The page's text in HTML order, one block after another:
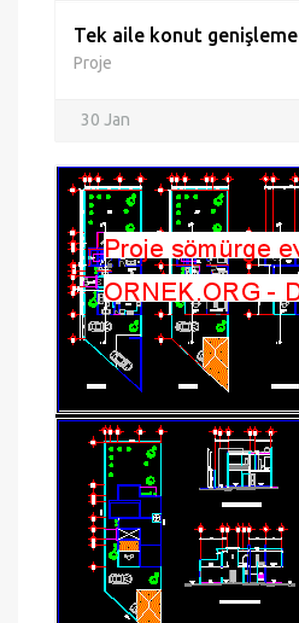
Tek aile konut genişleme
Proje
30 Jan